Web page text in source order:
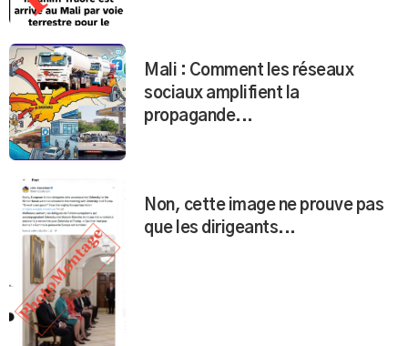
Mali : Comment les réseaux
sociaux amplifient la
Non, cette image ne prouve pas